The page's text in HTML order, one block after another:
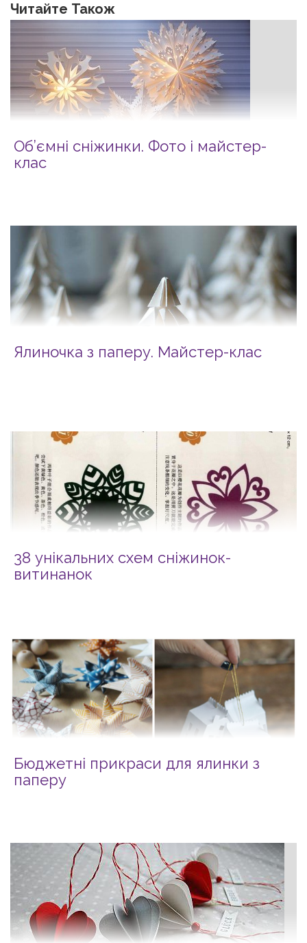
Читайте Також
Об’ємні сніжинки. Фото і майcтер-
клас
Ялиночка з паперу. Майстер-клас
38 унікальних схем сніжинок-
витинанок
Бюджетні прикраси для ялинки з
паперу